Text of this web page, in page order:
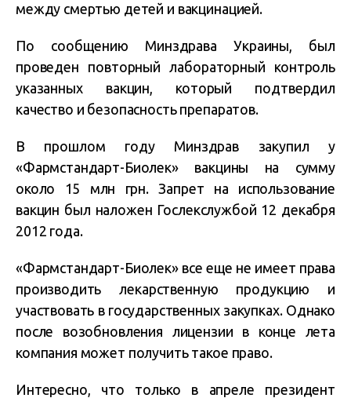
между смертью детей и вакцинацией.
По сообщению Минздрава Украины, был
проведен повторный лабораторный контроль
указанных вакцин, который подтвердил
качество и безопасность препаратов.
В прошлом году Минздрав закупил у
«Фармстандарт-Биолек» вакцины на сумму
около 15 млн грн. Запрет на использование
вакцин был наложен Гослекслужбой 12 декабря
2012 года.
«Фармстандарт-Биолек» все еще не имеет права
производить лекарственную продукцию и
участвовать в государственных закупках. Однако
после возобновления лицензии в конце лета
компания может получить такое право.
Интересно, что только в апреле президент